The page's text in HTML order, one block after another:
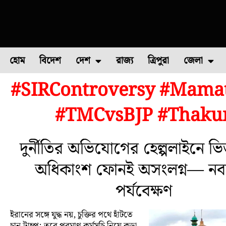
হোম বিদেশ দেশ
ফুল চাষ ফল চাষ মাছ চাষ পোল্ট্রি
রাজ্য ত্রিপুরা জেলা
উত্তর ২৪
#SIRControversy
#TMCvsBJP
দুর্নীতির অভিযোগের হেল্পলাইনে
অধিকাংশ ফোনই অসংলগ্ন—
পর্যবেক্ষণ
ইরানের সঙ্গে যুদ্ধ নয়, চুক্তির পথে হাঁটতে